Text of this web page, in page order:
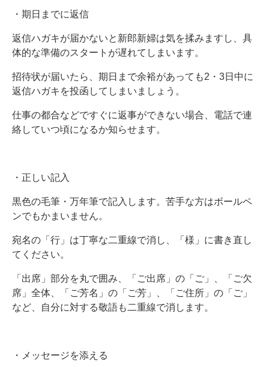
・期日までに返信
返信ハガキが届かないと新郎新婦は気を揉みますし、具
体的な準備のスタートが遅れてしまいます。
招待状が届いたら、期日まで余裕があっても2・3日中に
返信ハガキを投函してしまいましょう。
仕事の都合などですぐに返事ができない場合、電話で連
絡していつ頃になるか知らせます。
・正しい記入
黒色の毛筆・万年筆で記入します。苦手な方はボールペ
ンでもかまいません。
宛名の「行」は丁寧な二重線で消し、「様」に書き直し
てください。
「出席」部分を丸で囲み、「ご出席」の「ご」、「ご欠
席」全体、「ご芳名」の「ご芳」、「ご住所」の「ご」
など、自分に対する敬語も二重線で消します。
・メッセージを添える